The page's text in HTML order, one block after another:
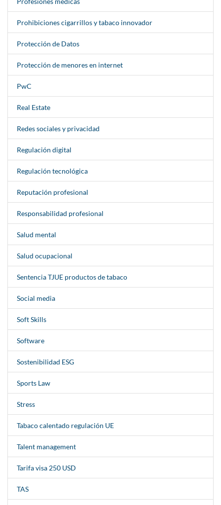
Prohibiciones cigarrillos y tabaco innovador
Protección de Datos
Protección de menores en internet
PwC
Real Estate
Redes sociales y privacidad
Regulación digital
Regulación tecnológica
Reputación profesional
Responsabilidad profesional
Salud mental
Salud ocupacional
Sentencia TJUE productos de tabaco
Social media
Soft Skills
Software
Sostenibilidad ESG
Sports Law
Stress
Tabaco calentado regulación UE
Talent management
Tarifa visa 250 USD
TAS